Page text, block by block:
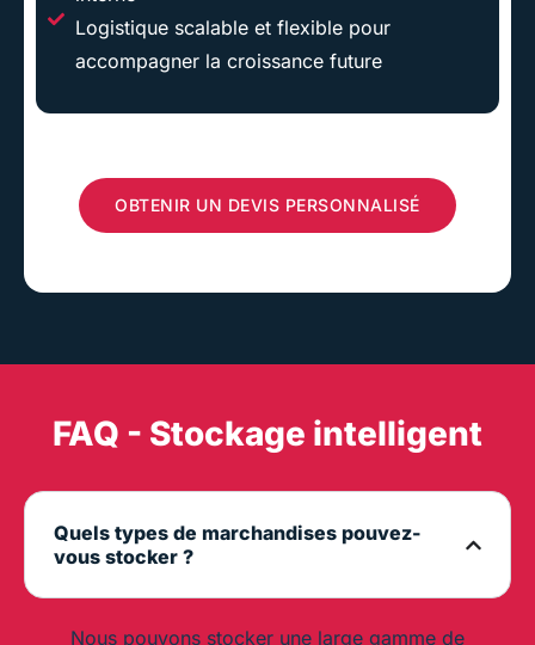
Logistique scalable et flexible pour
accompagner la croissance future
OBTENIR UN DEVIS PERSONNALISÉ
FAQ - Stockage intelligent
Quels types de marchandises pouvez-
vous stocker ?
Nous pouvons stocker une large gamme de